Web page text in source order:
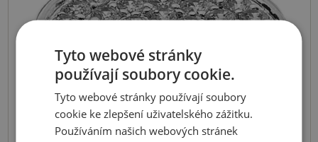
Tyto webové stránky
používají soubory cookie.
Tyto webové stránky používají soubory
cookie ke zlepšení uživatelského zážitku.
Používáním našich webových stránek